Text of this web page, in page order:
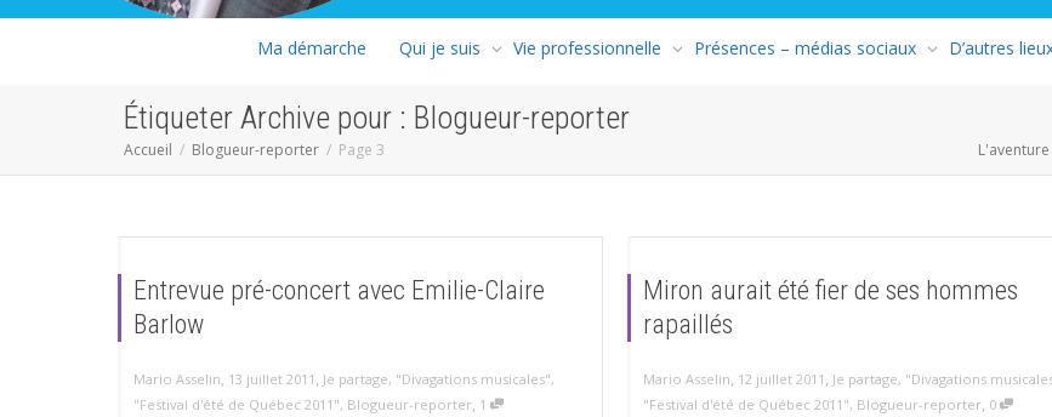
Ma démarche Qui je suis Vie professionnelle Présences – médias sociaux D’autres
Étiqueter Archive pour : Blogueur-reporter
Accueil Blogueur-reporter Page 3
Entrevue pré-concert avec Emilie-Claire
Barlow
Mario Asselin, 13 juillet 2011 , Je partage, "Divagations musicales",
"Festival d'été de Québec 2011", Blogueur-reporter, 1
Miron aurait été fier de ses hommes
rapaillés
Mario Asselin, 12 juillet 2011 , Je partage, "Divagations
"Festival d'été de Québec 2011", Blogueur-reporter, 0